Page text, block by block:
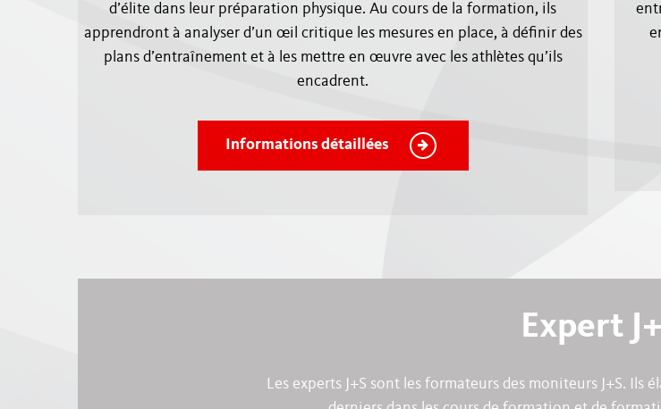
d’élite dans leur préparation physique. Au cours de la formation, ils
apprendront à analyser d’un œil critique les mesures en place, à définir des
plans d’entraînement et à les mettre en œuvre avec les athlètes qu’ils
encadrent.
Informations détaillées
Expert
Les experts J+S sont les formateurs des moniteurs J+S. Ils